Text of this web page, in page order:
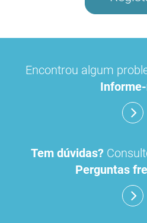
Encontrou algum
Tem dúvidas?
Perguntas